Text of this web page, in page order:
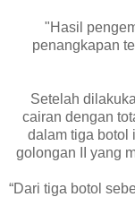
"Hasil
penangkapan
Setelah
cairan dengan
dalam tiga botol
golongan II yang
“Dari tiga botol